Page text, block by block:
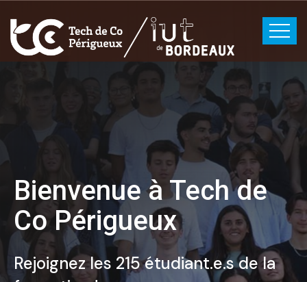
Étudier à Périgueux
pour des conditions
de travail optimales